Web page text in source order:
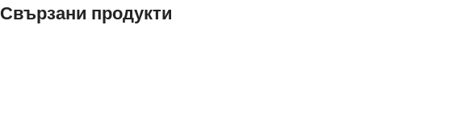
Свързани продукти